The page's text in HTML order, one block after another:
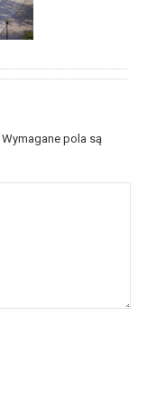
Wymagane pola są